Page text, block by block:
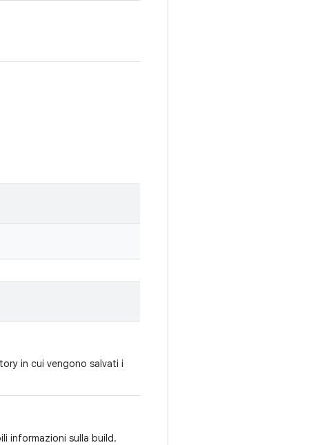
in cui vengono salvati i
informazioni sulla build.